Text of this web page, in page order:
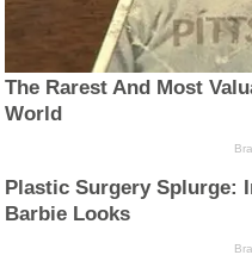
The Rarest And Most
World
Plastic Surgery Splurge:
Barbie Looks